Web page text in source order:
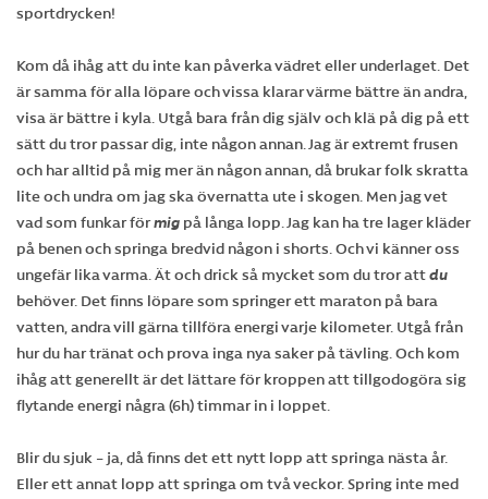
sportdrycken!
Kom då ihåg att du inte kan påverka vädret eller underlaget. Det
är samma för alla löpare och vissa klarar värme bättre än andra,
visa är bättre i kyla. Utgå bara från dig själv och klä på dig på ett
sätt du tror passar dig, inte någon annan. Jag är extremt frusen
och har alltid på mig mer än någon annan, då brukar folk skratta
lite och undra om jag ska övernatta ute i skogen. Men jag vet
vad som funkar förmig på långa lopp. Jag kan ha tre lager kläder
på benen och springa bredvid någon i shorts. Och vi känner oss
ungefär lika varma. Ät och drick så mycket som du tror attdu
behöver. Det finns löpare som springer ett maraton på bara
vatten, andra vill gärna tillföra energi varje kilometer. Utgå från
hur du har tränat och prova inga nya saker på tävling. Och kom
ihåg att generellt är det lättare för kroppen att tillgodogöra sig
flytande energi några (6h) timmar in i loppet.
Blir du sjuk – ja, då finns det ett nytt lopp att springa nästa år.
Eller ett annat lopp att springa om två veckor. Spring inte med